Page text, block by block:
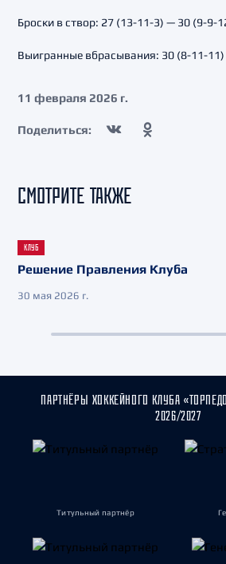
Броски в створ: 27 (13-11-3) — 30 (9-9-
Выигранные вбрасывания: 30 (8-11-
11 февраля 2026 г.
Поделиться:
СМОТРИТЕ ТАКЖЕ
КЛУБ
Решение Правления Клуба
30 мая 2026 г.
ПАРТНЁРЫ ХОККЕЙНОГО КЛУБА
2026/2027
Титульный партнёр